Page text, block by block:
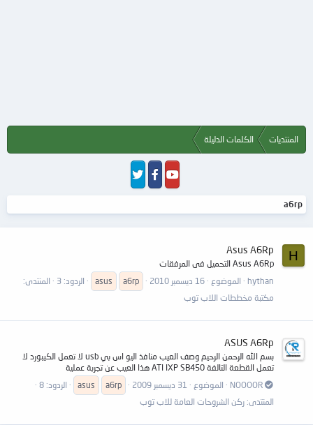
المنتديات الكلمات الدليلة
a6rp
H
Asus A6Rp
Asus A6Rp التحميل فى المرفقات
hythan
الموضوع 16 ديسمبر 2010 a6rp
asus الردود: 3
المنتدى:
مكتبة مخططات اللاب توب
ASUS A6Rp
بسم الله الرحمن الرحيم وصف العيب منافذ اليو اس بي usb لا تعمل الكيبورد لا
تعمل القطعة التالفة ATI IXP SB450 هذا العيب عن تجربة عملية
NOOOOR
الموضوع 31 ديسمبر 2009 a6rp
asus
الردود: 8
المنتدى: ركن الشروحات العامة للاب توب